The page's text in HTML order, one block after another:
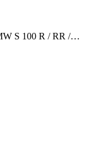
S 100 R / RR /…